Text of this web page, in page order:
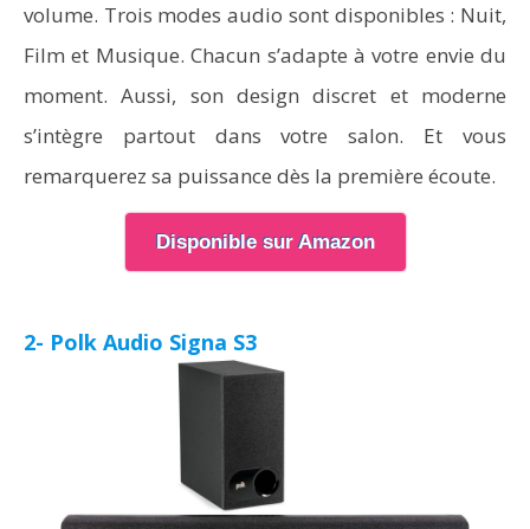
volume. Trois modes audio sont disponibles : Nuit,
Film et Musique. Chacun s’adapte à votre envie du
moment. Aussi, son design discret et moderne
s’intègre partout dans votre salon. Et vous
remarquerez sa puissance dès la première écoute.
Disponible sur Amazon
2- Polk Audio Signa S3